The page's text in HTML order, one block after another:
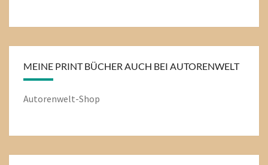
MEINE PRINT BÜCHER AUCH BEI AUTORENWELT
Autorenwelt-Shop